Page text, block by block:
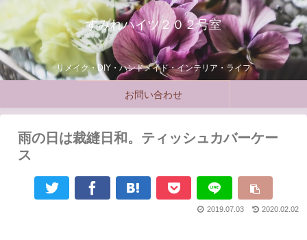
すみれハイツ２０２号室
リメイク・DIY・ハンドメイド・インテリア・ライフ
お問い合わせ
雨の日は裁縫日和。ティッシュカバーケー
ス
2020.02.02
2019.07.03